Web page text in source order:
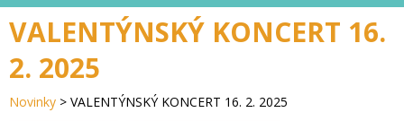
VALENTÝNSKÝ KONCERT 16.
2. 2025
Novinky > VALENTÝNSKÝ KONCERT 16. 2. 2025